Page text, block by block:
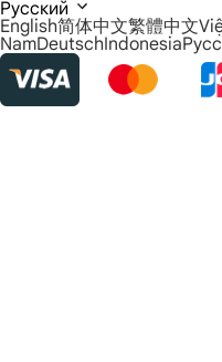
Русский
English简体中文繁體中文
NamDeutschIndonesia